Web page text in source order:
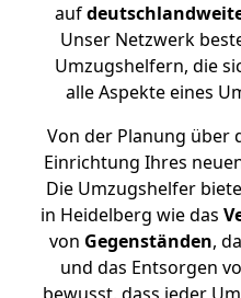
auf
Unser Netzwerk
Umzugshelfern, die
alle Aspekte eines
Von der Planung über
Einrichtung Ihres
Die Umzugshelfer
in Heidelberg wie das
von Gegenständen,
und das Entsorgen